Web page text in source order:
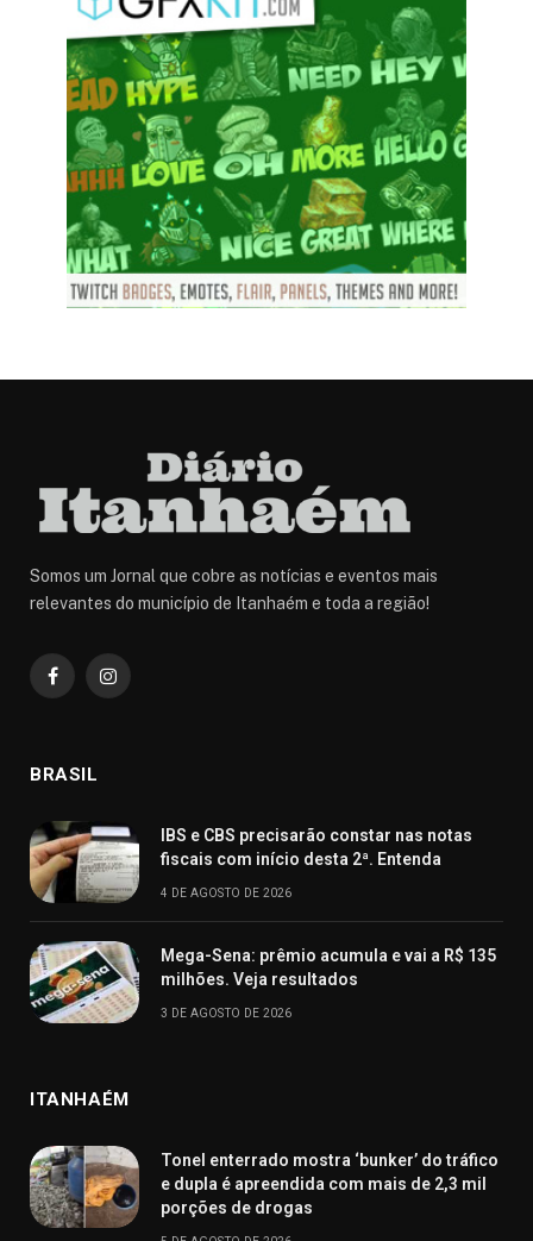
Somos um Jornal que cobre as notícias e eventos mais
relevantes do município de Itanhaém e toda a região!
FacebookInstagram
BRASIL
IBS e CBS precisarão constar nas notas
fiscais com início desta 2ª. Entenda
4 DE AGOSTO DE 2026
Mega-Sena: prêmio acumula e vai a R$ 135
milhões. Veja resultados
3 DE AGOSTO DE 2026
ITANHAÉM
Tonel enterrado mostra ‘bunker’ do tráfico
e dupla é apreendida com mais de 2,3 mil
porções de drogas